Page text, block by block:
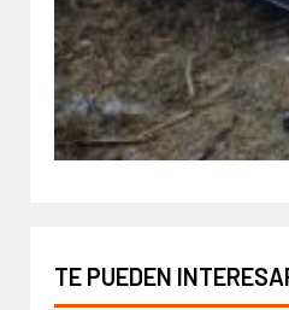
TE PUEDEN